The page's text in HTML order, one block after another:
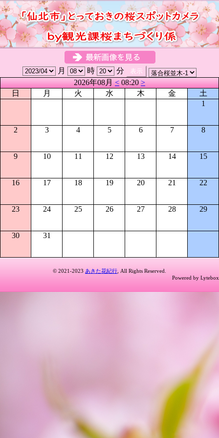
月 時
分
2026年08月<08:20>
日
月 火 水 木 金
土
1
2 3 4 5 6 7 8
9 10 11 12 13 14 15
16 17 18 19 20 21 22
23 24 25 26 27 28 29
30 31
© 2021-2023 あきた花紀行 , All Rights Reserved.
Powered by Lytebox